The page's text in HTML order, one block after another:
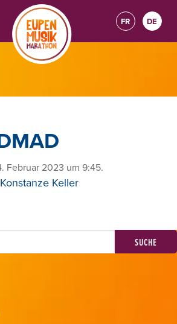
FR DE
Februar 2023 um 9:45.
Konstanze Keller